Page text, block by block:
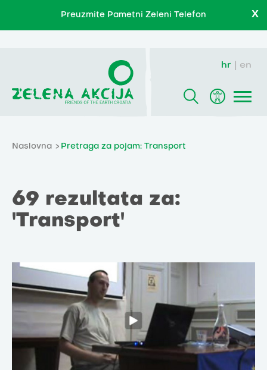
Preuzmite Pametni Zeleni Telefon X
hr en
Naslovna Pretraga za pojam: Transport
69 rezultata za:
'Transport'